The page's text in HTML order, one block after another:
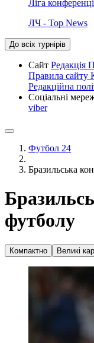
Ліга
ЛЧ - Top News
До всіх турнірів
Сайт Редакція
Правила сайту
Редакційна
Соціальні
viber
Футбол 24
Бразильська
футболу
Компактно Великі